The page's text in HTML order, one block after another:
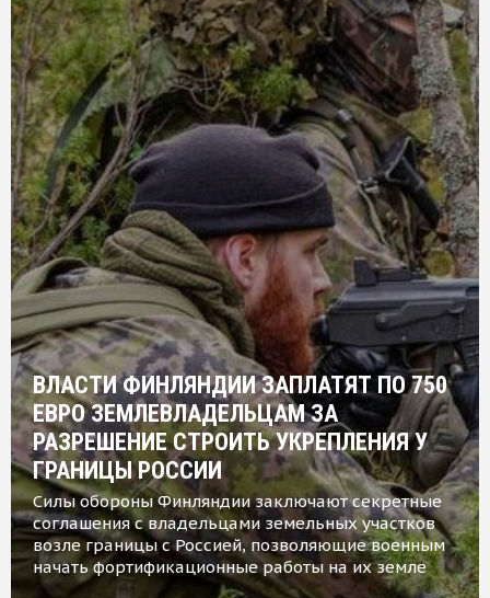
ВЛАСТИ ФИНЛЯНДИИ ЗАПЛАТЯТ ПО 750
ЕВРО ЗЕМЛЕВЛАДЕЛЬЦАМ ЗА
РАЗРЕШЕНИЕ СТРОИТЬ УКРЕПЛЕНИЯ У
ГРАНИЦЫ РОССИИ
Силы обороны Финляндии заключают секретные
соглашения с владельцами земельных участков
возле границы с Россией, позволяющие военным
начать фортификационные работы на их земле